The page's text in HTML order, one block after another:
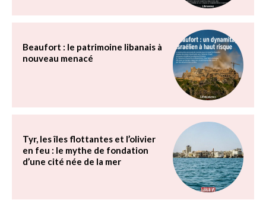
Beaufort : le patrimoine libanais à
nouveau menacé
Tyr, les îles flottantes et l’olivier
en feu : le mythe de fondation
d’une cité née de la mer